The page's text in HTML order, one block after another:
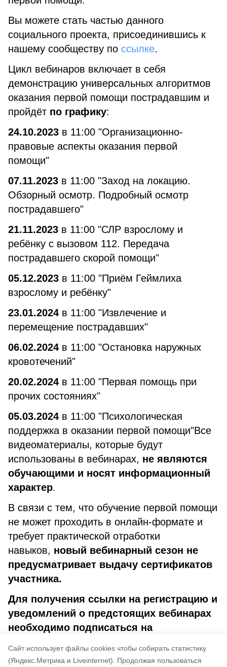
Cайт использует файлы cookies чтобы собирать статистику
(Яндекс.Метрика и Liveinternet).
Продолжая пользоваться
Вы можете стать частью данного
социального проекта, присоединившись к
нашему сообществу по ссылке.
Цикл вебинаров включает в себя
демонстрацию универсальных алгоритмов
оказания первой помощи пострадавшим и
пройдёт по графику:
24.10.2023 в 11:00 "Организационно-
правовые аспекты оказания первой
помощи"
07.11.2023 в 11:00 "Заход на локацию.
Обзорный осмотр. Подробный осмотр
пострадавшего"
21.11.2023 в 11:00 "СЛР взрослому и
ребёнку с вызовом 112. Передача
пострадавшего скорой помощи"
05.12.2023 в 11:00 "Приём Геймлиха
взрослому и ребёнку"
23.01.2024 в 11:00 "Извлечение и
перемещение пострадавших"
06.02.2024 в 11:00 "Остановка наружных
кровотечений"
20.02.2024 в 11:00 "Первая помощь при
прочих состояниях"
05.03.2024 в 11:00 "Психологическая
поддержка в оказании первой помощи"Все
видеоматериалы, которые будут
использованы в вебинарах, не являются
обучающими и носят информационный
характер.
В связи с тем, что обучение первой помощи
не может проходить в онлайн-формате и
требует практической отработки
навыков, новый вебинарный сезон не
предусматривает выдачу сертификатов
участника.
Для получения ссылки на регистрацию и
уведомлений о предстоящих вебинарах
необходимо подписаться на
f=87247